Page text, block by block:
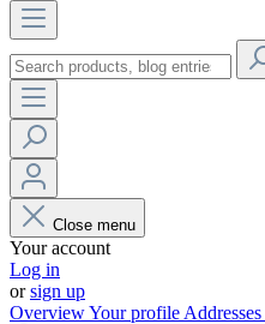
Close menu
Your account
Log in
orsign up
OverviewYour profile Addresses